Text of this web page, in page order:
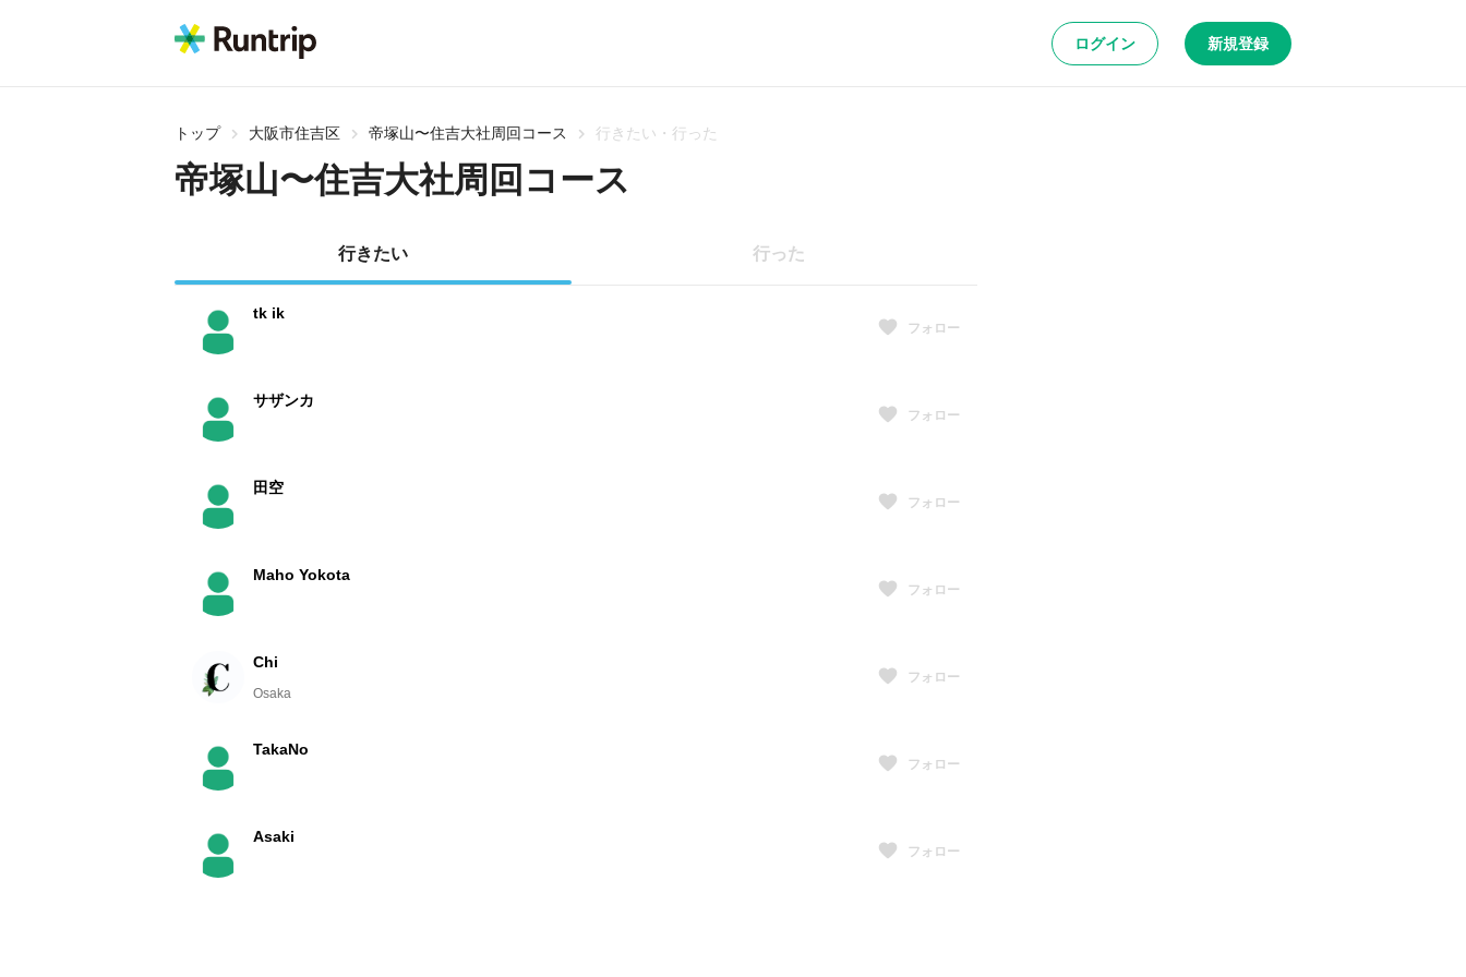
ログイン 新規登録
トップ 大阪市住吉区 帝塚山〜住吉大社周回コース 行きたい・行った
帝塚山〜住吉大社周回コース
行きたい 行った
tk ik
フォロー
サザンカ
フォロー
田空
フォロー
Maho Yokota
フォロー
Chi
Osaka
フォロー
TakaNo
フォロー
Asaki
フォロー